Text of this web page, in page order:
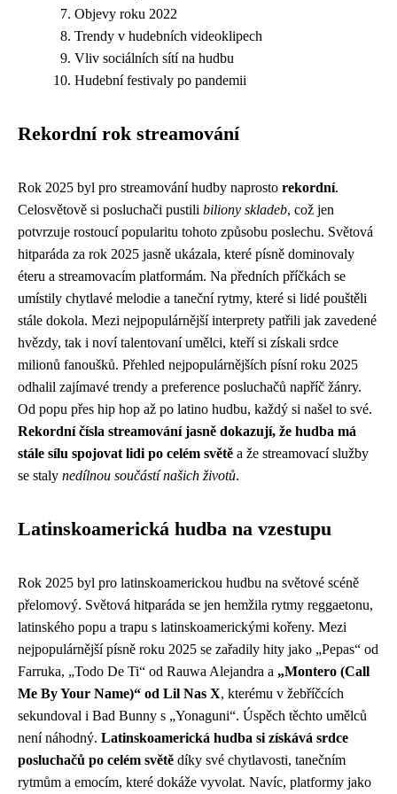
Objevy roku 2022
Trendy v hudebních videoklipech
Vliv sociálních sítí na hudbu
Hudební festivaly po pandemii
Rekordní rok streamování
Rok 2025 byl pro streamování hudby naprosto rekordní.
Celosvětově si posluchači pustili biliony skladeb, což jen
potvrzuje rostoucí popularitu tohoto způsobu poslechu. Světová
hitparáda za rok 2025 jasně ukázala, které písně dominovaly
éteru a streamovacím platformám. Na předních příčkách se
umístily chytlavé melodie a taneční rytmy, které si lidé pouštěli
stále dokola. Mezi nejpopulárnější interprety patřili jak zavedené
hvězdy, tak i noví talentovaní umělci, kteří si získali srdce
milionů fanoušků. Přehled nejpopulárnějších písní roku 2025
odhalil zajímavé trendy a preference posluchačů napříč žánry.
Od popu přes hip hop až po latino hudbu, každý si našel to své.
Rekordní čísla streamování jasně dokazují, že hudba má
stále sílu spojovat lidi po celém světě a že streamovací služby
se staly nedílnou součástí našich životů.
Latinskoamerická hudba na vzestupu
Rok 2025 byl pro latinskoamerickou hudbu na světové scéně
přelomový. Světová hitparáda se jen hemžila rytmy reggaetonu,
latinského popu a trapu s latinskoamerickými kořeny. Mezi
nejpopulárnější písně roku 2025 se zařadily hity jako „Pepas“ od
Farruka, „Todo De Ti“ od Rauwa Alejandra a „Montero (Call
Me By Your Name)“ od Lil Nas X, kterému v žebříčcích
sekundoval i Bad Bunny s „Yonaguni“. Úspěch těchto umělců
není náhodný. Latinskoamerická hudba si získává srdce
posluchačů po celém světě díky své chytlavosti, tanečním
rytmům a emocím, které dokáže vyvolat. Navíc, platformy jako